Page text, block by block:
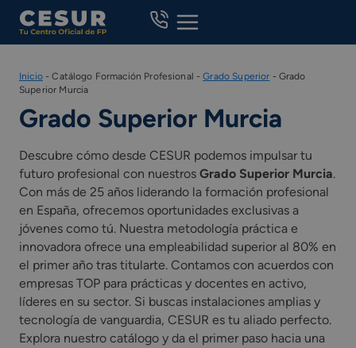
Skip
content
Inicio-Catálogo Formación Profesional -Grado Superior - Grado
Superior Murcia
Grado Superior Murcia
Descubre cómo desde CESUR podemos impulsar tu
futuro profesional con nuestros Grado Superior Murcia.
Con más de 25 años liderando la formación profesional
en España, ofrecemos oportunidades exclusivas a
jóvenes como tú. Nuestra metodología práctica e
innovadora ofrece una empleabilidad superior al 80% en
el primer año tras titularte. Contamos con acuerdos con
empresas TOP para prácticas y docentes en activo,
líderes en su sector. Si buscas instalaciones amplias y
tecnología de vanguardia, CESUR es tu aliado perfecto.
Explora nuestro catálogo y da el primer paso hacia una